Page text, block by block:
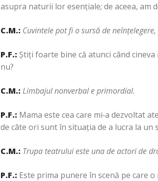
asupra naturii lor esenţiale; de aceea, am
C.M.: Cuvintele pot fi o sursă de
P.F.: Ştiţi foarte bine că atunci când
nu?
C.M.: Limbajul nonverbal e primordial.
P.F.: Mama este cea care mi‑a dezvoltat
de câte ori sunt în situaţia de a lucra la un
C.M.: Trupa teatrului este una de actori de
P.F.: Este prima punere în scenă pe care